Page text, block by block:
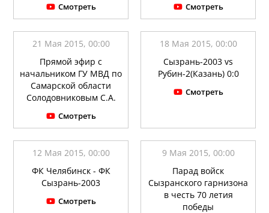
Смотреть Смотреть
21 Мая 2015, 00:00
Прямой эфир с
начальником ГУ МВД по
Самарской области
Солодовниковым С.А.
Смотреть
18 Мая 2015, 00:00
Сызрань-2003 vs
Рубин-2(Казань) 0:0
Смотреть
12 Мая 2015, 00:00
ФК Челябинск - ФК
Сызрань-2003
Смотреть
9 Мая 2015, 00:00
Парад войск
Сызранского гарнизона
в честь 70 летия
победы